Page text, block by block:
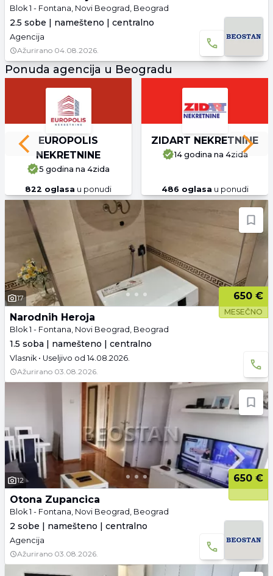
Blok 1 - Fontana, Novi Beograd, Beograd
2.5 sobe | namešteno | centralno
Agencija
Ažurirano 04.08.2026.
Ponuda agencija u Beogradu
EUROPOLIS
NEKRETNINE
5 godina na 4zida
822 oglasa u ponudi
ZIDART NEKRETNINE
14 godina na 4zida
486 oglasa u ponudi
Previous slide Next
17 650 €
MESEČNO
Narodnih Heroja
Blok 1 - Fontana, Novi Beograd, Beograd
1.5 soba | namešteno | centralno
Vlasnik • Useljivo od 14.08.2026.
Ažurirano 03.08.2026.
12
650 €
Otona Zupancica
Blok 1 - Fontana, Novi Beograd, Beograd
2 sobe | namešteno | centralno
Agencija
Ažurirano 03.08.2026.